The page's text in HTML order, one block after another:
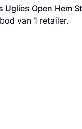
Uglies Open Hem
van 1 retailer.